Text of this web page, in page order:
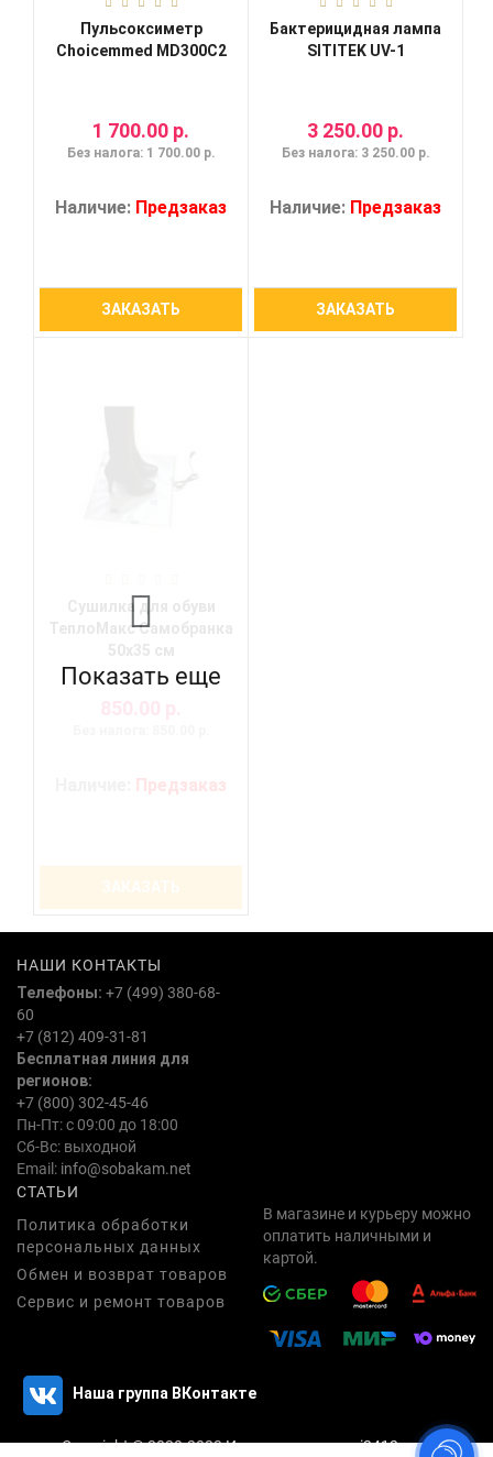
Пульсоксиметр
Choicemmed MD300C2
1 700.00 р.
Без налога: 1 700.00 р.
Наличие: Предзаказ
ЗАКАЗАТЬ
Бактерицидная лампа
SITITEK UV-1
3 250.00 р.
Без налога: 3 250.00 р.
Наличие: Предзаказ
ЗАКАЗАТЬ
ТеплоМакс Самобранка
Предзаказ
ЗАКАЗАТЬ
Показать еще
НАШИ КОНТАКТЫ
Телефоны: +7 (499) 380-68-
60
+7 (812) 409-31-81
Бесплатная линия для
регионов:
+7 (800) 302-45-46
Пн-Пт: с 09:00 до 18:00
Сб-Вс: выходной
Email: info@sobakam.net
СТАТЬИ
Политика обработки
персональных данных
Обмен и возврат товаров
Сервис и ремонт товаров
В магазине и курьеру можно
оплатить наличными и
картой.
Наша группа ВКонтакте
Copyright © 2020-2023Интернет магазин i3412.com